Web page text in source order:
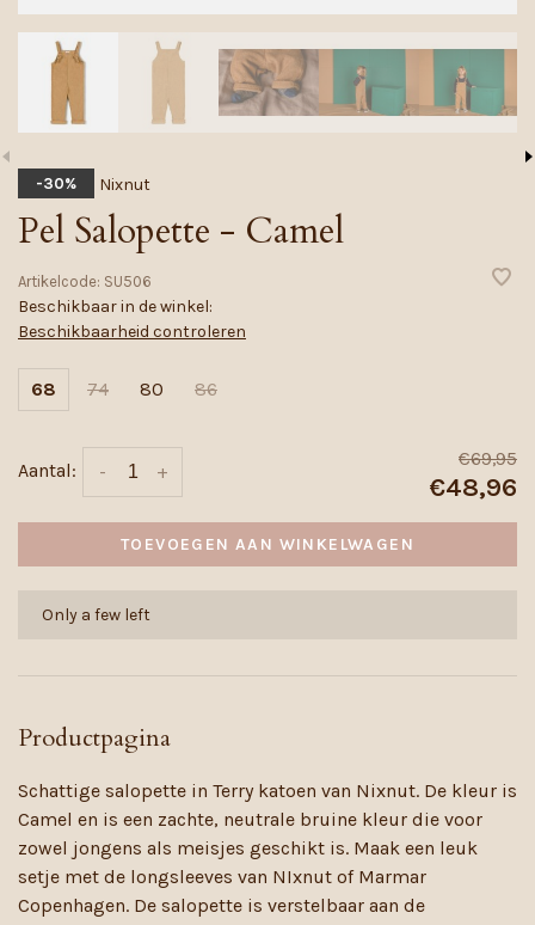
-30% Nixnut
Pel Salopette - Camel
Artikelcode: SU506
Beschikbaar in de winkel:
Beschikbaarheid controleren
68 74 80 86
Aantal: +
-
€69,95
€48,96
TOEVOEGEN AAN WINKELWAGEN
Only a few left
Productpagina
Schattige salopette in Terry katoen van Nixnut. De kleur is
Camel en is een zachte, neutrale bruine kleur die voor
zowel jongens als meisjes geschikt is. Maak een leuk
setje met de longsleeves van NIxnut of Marmar
Copenhagen. De salopette is verstelbaar aan de